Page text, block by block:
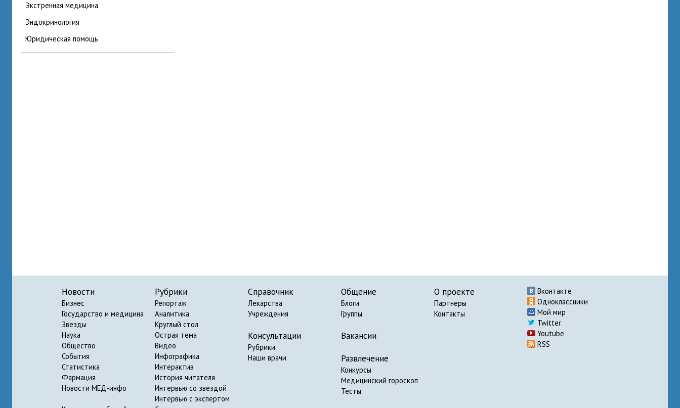
экстренная медицина
эндокринология
юридическая помощь
Новости
Бизнес
Государство и медицина
Звезды
Наука
Общество
События
Статистика
Фармация
Новости МЕД-инфо
Рубрики
Репортаж
Аналитика
Круглый стол
Острая тема
Видео
Инфографика
Интерактив
История читателя
Интервью со звездой
Интервью с экспертом
Справочник
Лекарства
Учреждения
Консультации
Рубрики
Наши врачи
Общение
Блоги
Группы
Вакансии
Развлечение
Конкурсы
Медицинский гороскоп
Тесты
О проекте
Партнеры
Контакты
Вконтакте
Одноклассники
Мой мир
Twitter
Youtube
RSS